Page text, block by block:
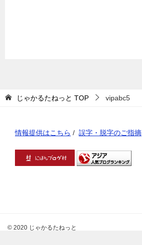
じゃかるたねっと TOP vipabc5
情報提供はこちら / 誤字・脱字のご指摘
© 2020 じゃかるたねっと